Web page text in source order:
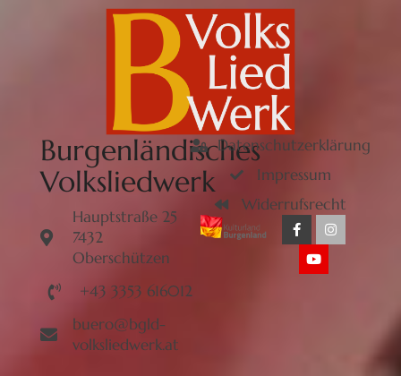
Burgenländisches
Volksliedwerk
Hauptstraße 25
7432
Oberschützen
+43 3353 616012
buero@bgld-
volksliedwerk.at
Datenschutzerklärung
Impressum
Widerrufsrecht